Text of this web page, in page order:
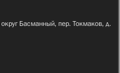
Басманный, пер. Токмаков, д.